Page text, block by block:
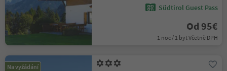
Südtirol Guest Pass
Od 95€
1 noc / 1 byt Včetně DPH
Na vyžádání